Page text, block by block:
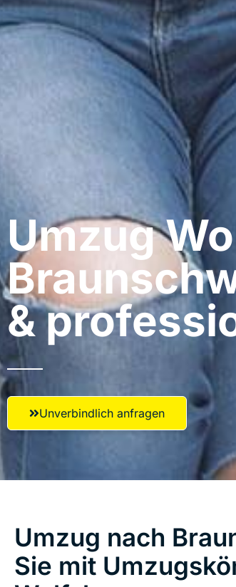
Umzug
&
Unverbindlich anfragen
Umzug nach
Sie mit